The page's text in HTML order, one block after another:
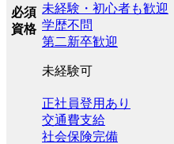
必須
資格
未経験・初心者も歓迎
学歴不問
第二新卒歓迎
未経験可
正社員登用あり
交通費支給
社会保険完備